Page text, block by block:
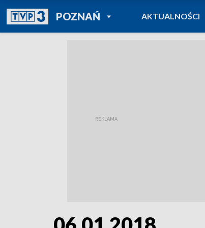
POZNAŃPOWRÓT DO
TVP REGIONY
AKTUALNOŚCI